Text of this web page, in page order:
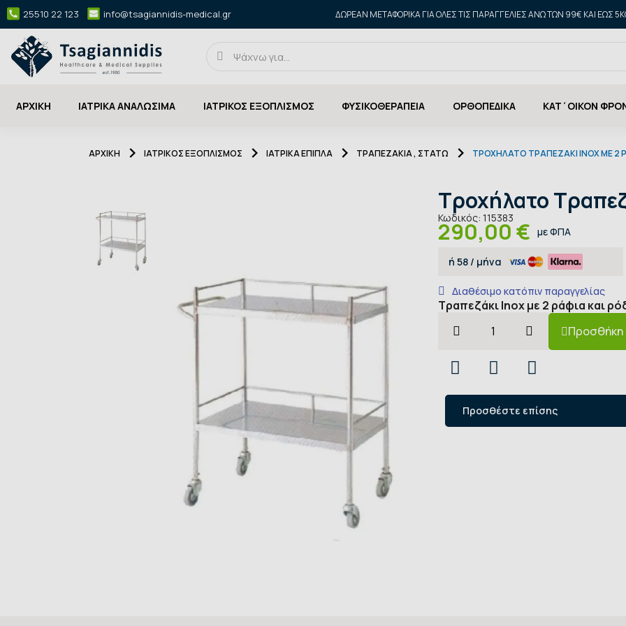
25510 22 123 info@tsagiannidis-medical.gr ΔΩΡΕΑΝ ΜΕΤΑΦΟΡΙΚΑ ΓΙΑ ΌΛΕΣ ΤΙΣ ΠΑΡΑΓΓΕΛΊΕΣ ΆΝΩ ΤΩΝ 99€ ΚΑΙ ΈΩΣ
ΑΡΧΙΚΉ ΙΑΤΡΙΚΑ ΑΝΑΛΩΣΙΜΑ ΙΑΤΡΙΚΟΣ ΕΞΟΠΛΙΣΜΟΣ ΦΥΣΙΚΟΘΕΡΑΠΕΙΑ ΟΡΘΟΠΕΔΙΚΑ ΚΑΤ΄ΟΙΚΟΝ
ΑΡΧΙΚΉ ΙΑΤΡΙΚΟΣ ΕΞΟΠΛΙΣΜΟΣ ΙΑΤΡΙΚΑ ΈΠΙΠΛΑ ΤΡΑΠΕΖΆΚΙΑ , ΣΤΑΤΏ ΤΡΟΧΉΛΑΤΟ ΤΡΑΠΕΖΆΚΙ INOX ΜΕ 2
Τροχήλατο
Κωδικός: 115383
290,00 € με ΦΠΑ
ή 58/ μήνα
Διαθέσιμο κατόπιν παραγγελίας
Τραπεζάκι Inox με 2 ράφια και
Προσθήκη
Προσθέστε επίσης